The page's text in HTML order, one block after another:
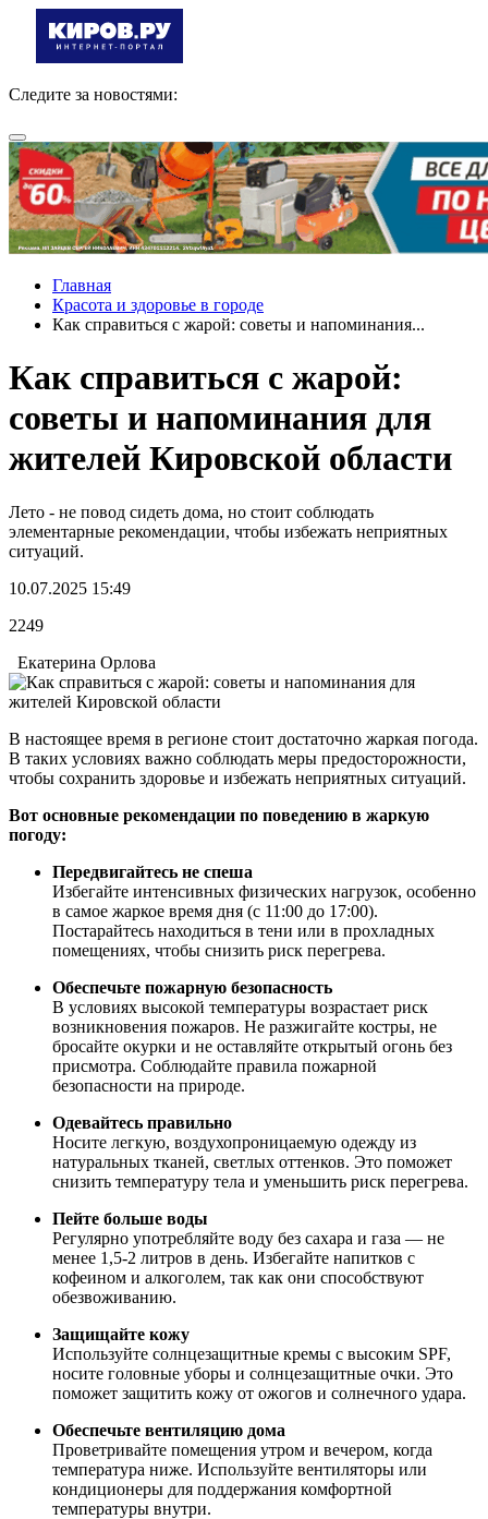
Следите за новостями:
Главная
Красота и здоровье в городе
Как справиться с жарой: советы и напоминания...
Как справиться с жарой:
советы и напоминания для
жителей Кировской области
Лето - не повод сидеть дома, но стоит соблюдать
элементарные рекомендации, чтобы избежать неприятных
ситуаций.
10.07.2025 15:49
2249
Екатерина Орлова
В настоящее время в регионе стоит достаточно жаркая погода.
В таких условиях важно соблюдать меры предосторожности,
чтобы сохранить здоровье и избежать неприятных ситуаций.
Вот основные рекомендации по поведению в жаркую
погоду:
Передвигайтесь не спеша
Избегайте интенсивных физических нагрузок, особенно
в самое жаркое время дня (с 11:00 до 17:00).
Постарайтесь находиться в тени или в прохладных
помещениях, чтобы снизить риск перегрева.
Обеспечьте пожарную безопасность
В условиях высокой температуры возрастает риск
возникновения пожаров. Не разжигайте костры, не
бросайте окурки и не оставляйте открытый огонь без
присмотра. Соблюдайте правила пожарной
безопасности на природе.
Одевайтесь правильно
Носите легкую, воздухопроницаемую одежду из
натуральных тканей, светлых оттенков. Это поможет
снизить температуру тела и уменьшить риск перегрева.
Пейте больше воды
Регулярно употребляйте воду без сахара и газа — не
менее 1,5-2 литров в день. Избегайте напитков с
кофеином и алкоголем, так как они способствуют
обезвоживанию.
Защищайте кожу
Используйте солнцезащитные кремы с высоким SPF,
носите головные уборы и солнцезащитные очки. Это
поможет защитить кожу от ожогов и солнечного удара.
Обеспечьте вентиляцию дома
Проветривайте помещения утром и вечером, когда
температура ниже. Используйте вентиляторы или
кондиционеры для поддержания комфортной
температуры внутри.